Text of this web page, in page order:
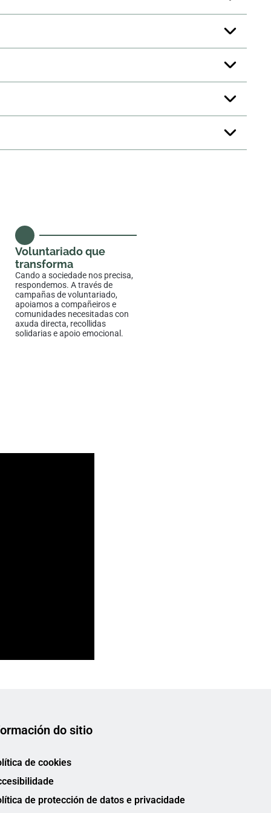
Voluntariado que
transforma
Cando a sociedade nos precisa,
respondemos. A través de
campañas de voluntariado,
apoiamos a compañeiros e
comunidades necesitadas con
axuda directa, recollidas
solidarias e apoio emocional.
do sitio
de cookies
de protección de datos e privacidade